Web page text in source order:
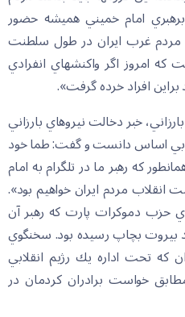
امام خميني هميشه حضور
مردم غرب ايران در طول سلطنت
امروز اگر واكنشهاي انفرادي
براين افراد خرده گرفت».
خبر دخالت نيروهاي بارزاني
بي اساس دانست و گفت: طما خود
كه رهبر ما در تلگرام به امام
مردم ايران خواهيم بود».
حزب دموكرات پارت كه رهبر آن
بيروت بچاپ رسيده بود. سخنگوي
كه تحت اداره يك رژيم انقلابي
خواست برادران كردمان در